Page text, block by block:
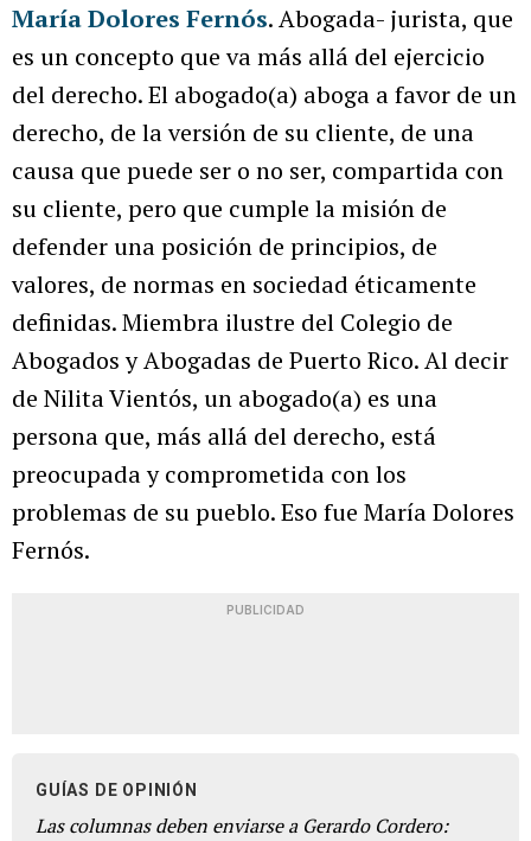
María Dolores Fernós. Abogada- jurista, que
es un concepto que va más allá del ejercicio
del derecho. El abogado(a) aboga a favor de un
derecho, de la versión de su cliente, de una
causa que puede ser o no ser, compartida con
su cliente, pero que cumple la misión de
defender una posición de principios, de
valores, de normas en sociedad éticamente
definidas. Miembra ilustre del Colegio de
Abogados y Abogadas de Puerto Rico. Al decir
de Nilita Vientós, un abogado(a) es una
persona que, más allá del derecho, está
preocupada y comprometida con los
problemas de su pueblo. Eso fue María Dolores
Fernós.
PUBLICIDAD
GUÍAS DE OPINIÓN
Las columnas deben enviarse a Gerardo Cordero: